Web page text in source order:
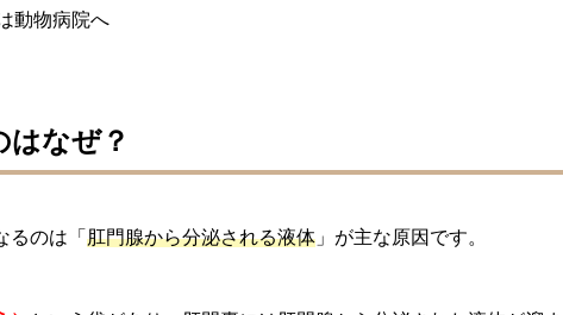
動物病院へ
なぜ？
るのは「 肛門腺から分泌される液体 」が主な原因です。